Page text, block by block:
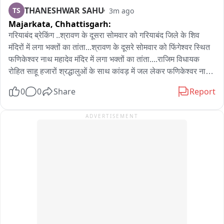
TS THANESHWAR SAHU 3m ago
Majarkata, Chhattisgarh:
गरियाबंद ब्रेकिंग ..श्रावण के दूसरा सोमवार को गरियाबंद जिले के शिव
मंदिरों में लगा भक्तों का तांता...श्रावण के दूसरे सोमवार को फिंगेश्वर स्थित
फणिकेश्वर नाथ महादेव मंदिर में लगा भक्तों का तांता....राजिम विधायक
रोहित साहू हजारों श्रद्धालुओं के साथ कांवड़ में जल लेकर फणिकेश्वर नाथ
हुए रवाना...18 किलोमीटर पद यात्रा कर हजारों श्रद्धालुओं के द्वारा बाबा
में शामिल होने जिले भर से पहुंच रहे है, शिव भक्त।
0 0 Share Report
ADVERTISEMENT